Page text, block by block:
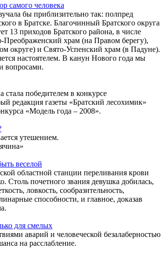
самого человека
бы приблизительно так: полпред
в Братске. Благочинный Братского округа
13 приходов Братского района, в числе
храм (на Правом берегу),
округе) и Свято-Успенский храм (в Падуне).
настоятелем. В канун Нового года мы
вопросами.
победителем в конкурсе
редакция газеты «Братский лесохимик»
«Модель года – 2008».
утешением.
веселой
областной станции переливания крови
почетного звания девушка добилась,
ловкость, сообразительность,
способности, и главное, доказав
для смелых
аварий и человеческой безалаберностью
на расслабление.